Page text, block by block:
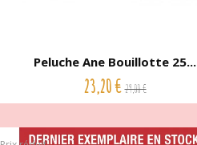
Peluche Ane Bouillotte 25...
23,20 € 29,00 €